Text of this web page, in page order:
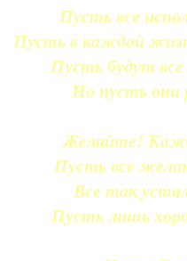
Пусть все
Пусть в каждой
Пусть будут
Но пусть они
Желайте!
Пусть все
Все так
Пусть лишь